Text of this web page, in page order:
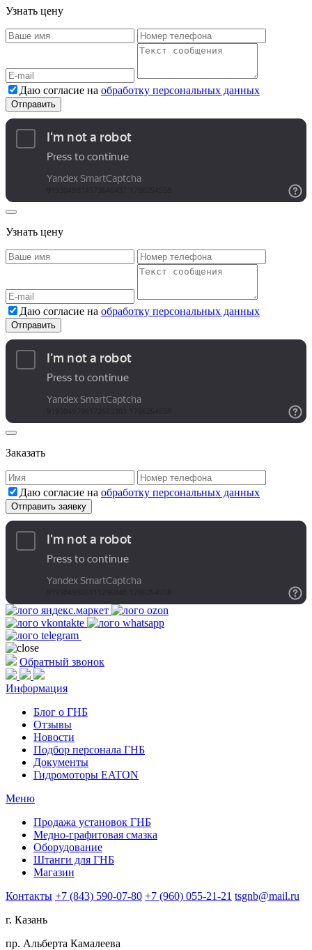
Узнать цену
Даю согласие на обработку персональных данных
Узнать цену
Даю согласие на обработку персональных данных
Заказать
Даю согласие на обработку персональных данных
Обратный звонок
Информация
Блог о ГНБ
Отзывы
Новости
Подбор персонала ГНБ
Документы
Гидромоторы EATON
Меню
Продажа установок ГНБ
Медно-графитовая смазка
Оборудование
Штанги для ГНБ
Магазин
Контакты +7 (843) 590-07-80 +7 (960) 055-21-21 tsgnb@mail.ru
г. Казань
пр. Альберта Камалеева